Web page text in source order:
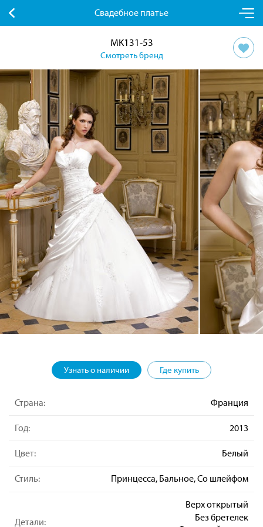
Свадебное платье
MK131-53
Смотреть бренд
Узнать о наличии Где купить
Страна: Франция
Год: 2013
Цвет: Белый
Стиль: Принцесса, Бальное, Со шлейфом
Детали:
Верх открытый
Без бретелек